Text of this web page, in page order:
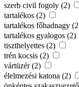
szerb civil fogoly (2)
tartalékos (2)
tartalékos főhadnagy
tartalékos gyalogos (2)
tiszthelyettes (2)
trén kocsis (2)
vártüzér (2)
élelmezési katona (2)